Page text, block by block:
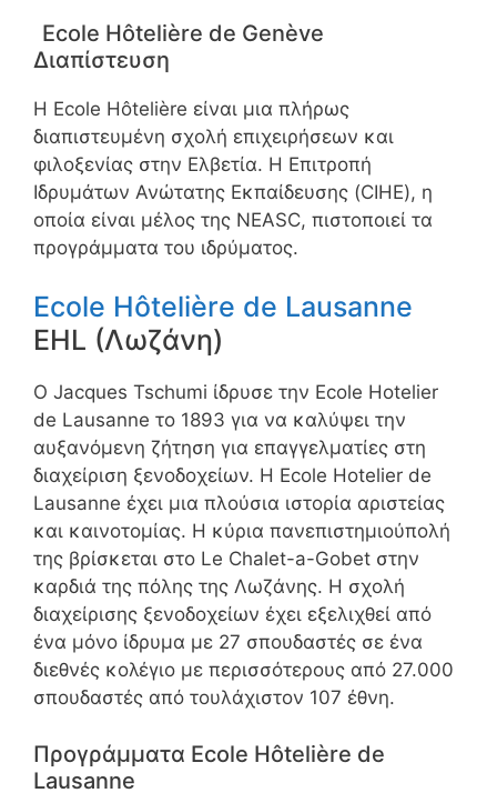
Ecole Hôtelière de Genève
Διαπίστευση
Η Ecole Hôtelière είναι μια πλήρως
διαπιστευμένη σχολή επιχειρήσεων και
φιλοξενίας στην Ελβετία. Η Επιτροπή
Ιδρυμάτων Ανώτατης Εκπαίδευσης (CIHE), η
οποία είναι μέλος της NEASC, πιστοποιεί τα
προγράμματα του ιδρύματος.
Ecole Hôtelière de Lausanne
EHL (Λωζάνη)
Ο Jacques Tschumi ίδρυσε την Ecole Hotelier
de Lausanne το 1893 για να καλύψει την
αυξανόμενη ζήτηση για επαγγελματίες στη
διαχείριση ξενοδοχείων. Η Ecole Hotelier de
Lausanne έχει μια πλούσια ιστορία αριστείας
και καινοτομίας. Η κύρια πανεπιστημιούπολή
της βρίσκεται στο Le Chalet-a-Gobet στην
καρδιά της πόλης της Λωζάνης. Η σχολή
διαχείρισης ξενοδοχείων έχει εξελιχθεί από
ένα μόνο ίδρυμα με 27 σπουδαστές σε ένα
διεθνές κολέγιο με περισσότερους από 27.000
σπουδαστές από τουλάχιστον 107 έθνη.
Προγράμματα Ecole Hôtelière de
Lausanne